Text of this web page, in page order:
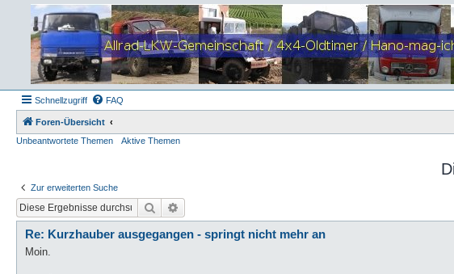
Schnellzugriff FAQ
Foren-Übersicht
Unbeantwortete Themen
Aktive Themen
Zur erweiterten Suche
Suche
Re: Kurzhauber ausgegangen - springt nicht mehr an
Moin.